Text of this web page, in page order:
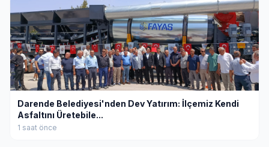
Darende Belediyesi'nden Dev Yatırım: İlçemiz Kendi
Asfaltını Üretebile...
1 saat önce